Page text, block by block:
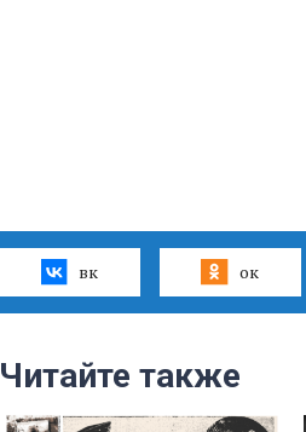
вк ок
Читайте также